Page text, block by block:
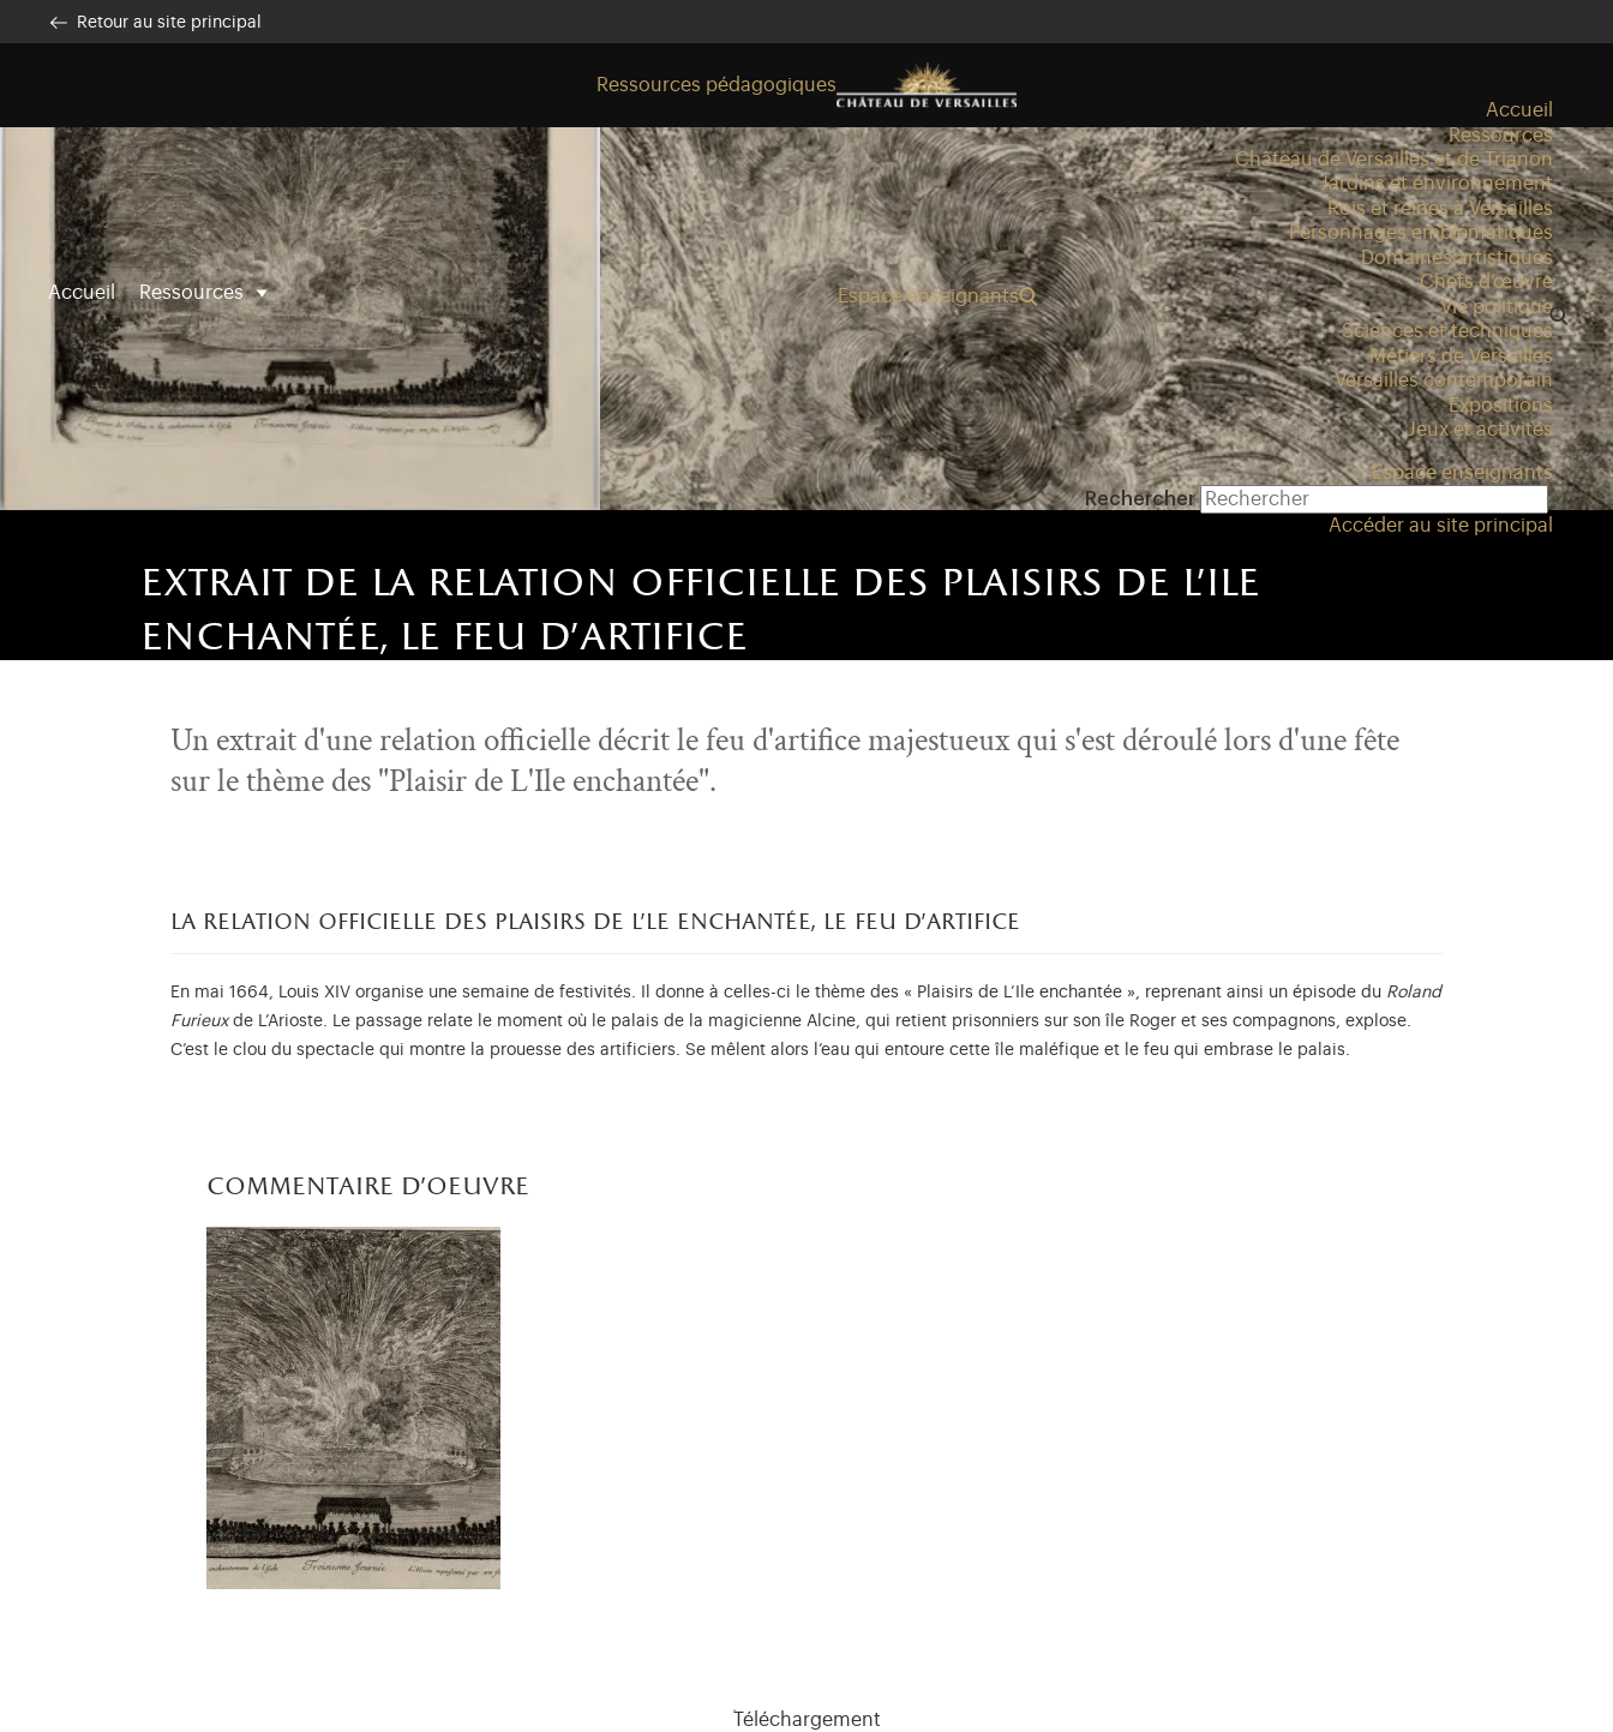
Aller au contenu principal
Retour au site principal
Accueil Ressources
Ressources pédagogiques
Espace enseignants
Accueil
Ressources
Château de Versailles et de Trianon
Jardins et environnement
Rois et reines à Versailles
Personnages emblématiques
Domaines artistiques
Chefs d’œuvre
Vie politique
Sciences et techniques
Métiers de Versailles
Versailles contemporain
Expositions
Jeux et activités
Espace enseignants
Rechercher
Accéder au site principal
extrait de la relation officielle des plaisirs de l'ile
enchantée, le feu d'artifice
Un extrait d'une relation officielle décrit le feu d'artifice majestueux qui s'est déroulé lors d'une fête
sur le thème des "Plaisir de L'Ile enchantée".
la relation officielle des plaisirs de l'le enchantée, le feu d'artifice
En mai 1664, Louis XIV organise une semaine de festivités. Il donne à celles-ci le thème des « Plaisirs de L’Ile enchantée », reprenant ainsi un épisode du Roland
Furieuxde L’Arioste. Le passage relate le moment où le palais de la magicienne Alcine, qui retient prisonniers sur son île Roger et ses compagnons, explose.
C’est le clou du spectacle qui montre la prouesse des artificiers. Se mêlent alors l’eau qui entoure cette île maléfique et le feu qui embrase le palais.
commentaire d'oeuvre
Téléchargement
Personnaliser les cookies